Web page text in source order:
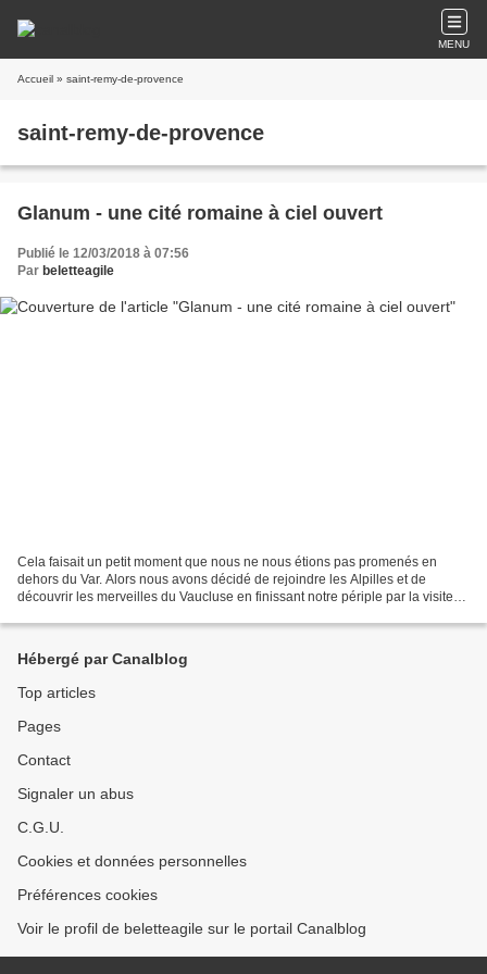
MENU
Accueil » saint-remy-de-provence
saint-remy-de-provence
Glanum - une cité romaine à ciel ouvert
Publié le 12/03/2018 à 07:56
Par beletteagile
Cela faisait un petit moment que nous ne nous étions pas promenés en
dehors du Var. Alors nous avons décidé de rejoindre les Alpilles et de
découvrir les merveilles du Vaucluse en finissant notre périple par la visite
Hébergé par Canalblog
Top articles
Pages
Contact
Signaler un abus
C.G.U.
Cookies et données personnelles
Préférences cookies
Voir le profil de beletteagile sur le portail Canalblog